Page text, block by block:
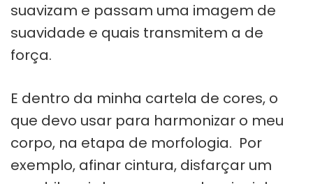
suavizam e passam uma imagem de
suavidade e quais transmitem a de
força.
E dentro da minha cartela de cores, o
que devo usar para harmonizar o meu
corpo, na etapa de morfologia. Por
exemplo, afinar cintura, disfarçar um